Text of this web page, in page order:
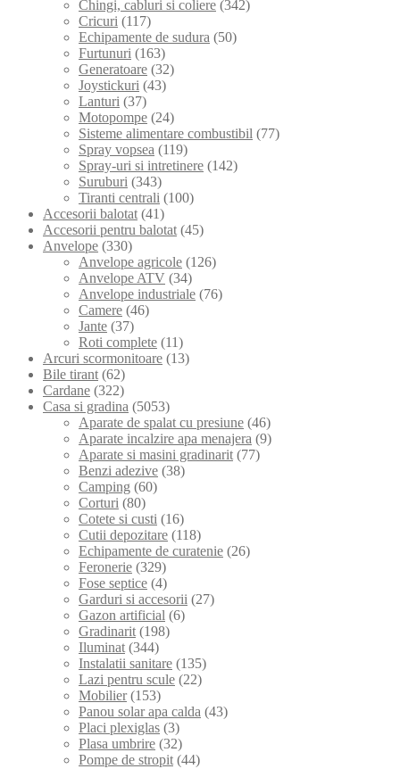
Chingi, cabluri si coliere (342)
Cricuri (117)
Echipamente de sudura (50)
Furtunuri (163)
Generatoare (32)
Joystickuri (43)
Lanturi (37)
Motopompe (24)
Sisteme alimentare combustibil (77)
Spray vopsea (119)
Spray-uri si intretinere (142)
Suruburi (343)
Tiranti centrali (100)
Accesorii balotat (41)
Accesorii pentru balotat (45)
Anvelope (330)
Anvelope agricole (126)
Anvelope ATV (34)
Anvelope industriale (76)
Camere (46)
Jante (37)
Roti complete (11)
Arcuri scormonitoare (13)
Bile tirant (62)
Cardane (322)
Casa si gradina (5053)
Aparate de spalat cu presiune (46)
Aparate incalzire apa menajera (9)
Aparate si masini gradinarit (77)
Benzi adezive (38)
Camping (60)
Corturi (80)
Cotete si custi (16)
Cutii depozitare (118)
Echipamente de curatenie (26)
Feronerie (329)
Fose septice (4)
Garduri si accesorii (27)
Gazon artificial (6)
Gradinarit (198)
Iluminat (344)
Instalatii sanitare (135)
Lazi pentru scule (22)
Mobilier (153)
Panou solar apa calda (43)
Placi plexiglas (3)
Plasa umbrire (32)
Pompe de stropit (44)